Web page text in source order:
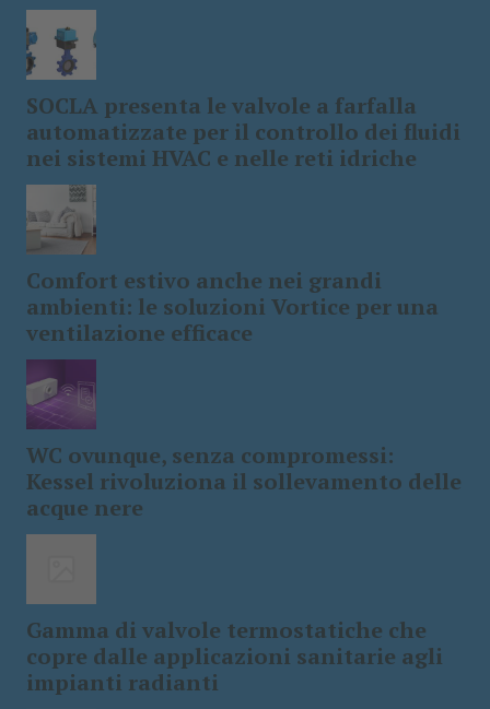
SOCLA presenta le valvole a farfalla
automatizzate per il controllo dei fluidi
nei sistemi HVAC e nelle reti idriche
Comfort estivo anche nei grandi
ambienti: le soluzioni Vortice per una
ventilazione efficace
WC ovunque, senza compromessi:
Kessel rivoluziona il sollevamento delle
acque nere
Gamma di valvole termostatiche che
copre dalle applicazioni sanitarie agli
impianti radianti